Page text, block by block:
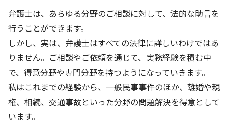
弁護士は、あらゆる分野のご相談に対して、法的な助言を
行うことができます。
しかし、実は、弁護士はすべての法律に詳しいわけではあ
りません。ご相談やご依頼を通じて、実務経験を積む中
で、得意分野や専門分野を持つようになっていきます。
私はこれまでの経験から、一般民事事件のほか、離婚や親
権、相続、交通事故といった分野の問題解決を得意として
います。